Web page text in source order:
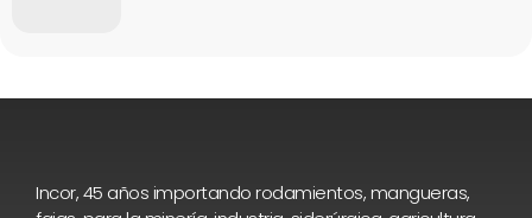
Incor, 45 años importando rodamientos, mangueras,